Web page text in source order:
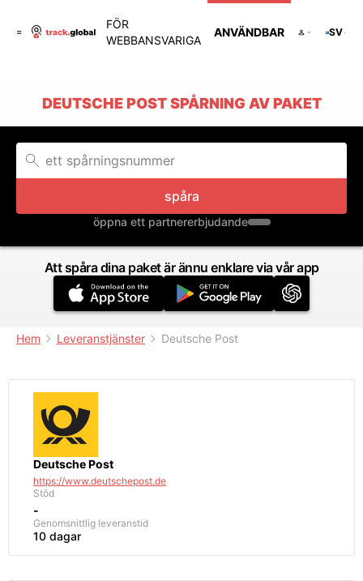
FÖR
WEBBANSVARIGA
ANVÄNDBAR SV
DEUTSCHE POST SPÅRNING AV PAKET
spåra
öppna ett partnererbjudande
Att spåra dina paket är ännu enklare via vår app
Hem Leveranstjänster Deutsche Post
Deutsche Post
https://www.deutschepost.de
Stöd
-
Genomsnittlig leveranstid
10 dagar